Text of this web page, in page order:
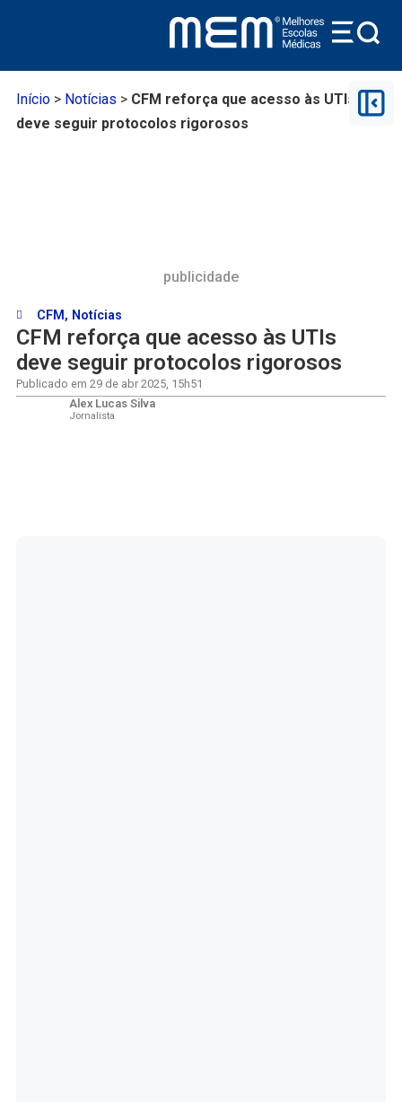
Início> Notícias > CFM reforça que acesso às UTIs
deve seguir protocolos rigorosos
publicidade
CFM , Notícias
CFM reforça que acesso às UTIs
deve seguir protocolos rigorosos
Publicado em 29 de abr 2025, 15h51
Alex Lucas Silva
Jornalista